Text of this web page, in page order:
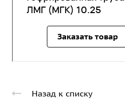
ЛМГ (МГК) 10.25
Заказать товар
Назад к списку